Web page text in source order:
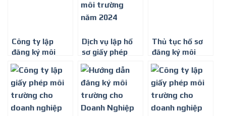
Công ty lập
đăng ký môi
trường – 0274
6268 602
Dịch vụ lập hồ
sơ giấy phép
môi trường năm
2025
Thủ tục hồ sơ
đăng ký môi
trường năm
2025